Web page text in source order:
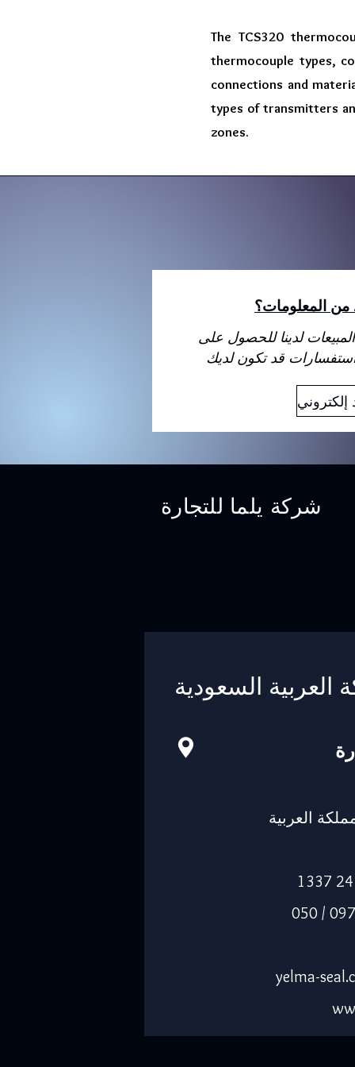
The TCS320
thermocouple types,
connections and
types of transmitters
zones.
من المعلومات؟
لدينا للحصول على
شركة يلما للتجارة
العربية السعودية
المملكة العربية
الجوال: 055 0974205 / 050